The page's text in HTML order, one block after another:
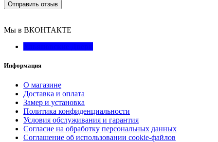
Отправить отзыв
Мы в ВКОНТАКТЕ
Информация
О магазине
Доставка и оплата
Замер и установка
Политика конфиденциальности
Условия обслуживания и гарантия
Согласие на обработку персональных данных
Соглашение об использовании cookie-файлов